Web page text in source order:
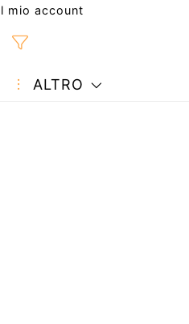
mio account
ALTRO
Ricetta